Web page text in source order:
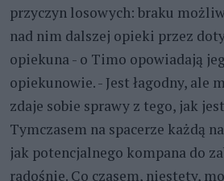
przyczyn losowych: braku
nad nim dalszej opieki przez
opiekuna - o Timo opowiadają
opiekunowie. - Jest łagodny, ale
zdaje sobie sprawy z tego, jak
Tymczasem na spacerze każdą
jak potencjalnego kompana do
radośnie. Co czasem, niestety,